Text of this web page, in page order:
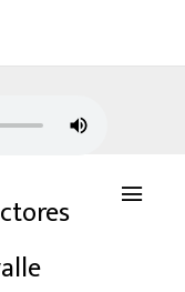
De
,SOCIAL